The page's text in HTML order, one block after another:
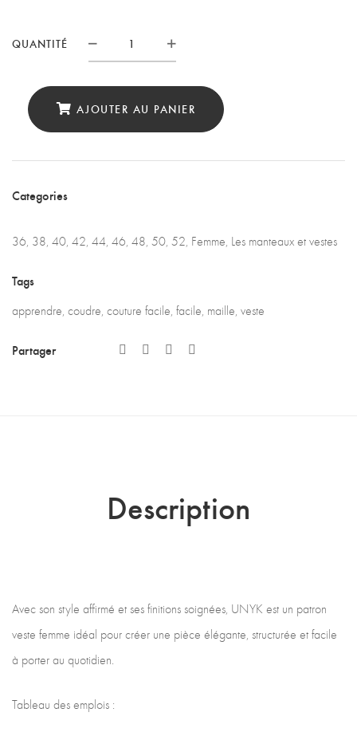
QUANTITÉ Quantité
AJOUTER AU PANIER
Categories
36, 38, 40, 42, 44, 46, 48, 50, 52, Femme, Les manteaux et vestes
Tags
apprendre, coudre, couture facile, facile, maille, veste
Partager
Description
Avec son style affirmé et ses finitions soignées, UNYK est un patron
veste femme idéal pour créer une pièce élégante, structurée et facile
à porter au quotidien.
Tableau des emplois :